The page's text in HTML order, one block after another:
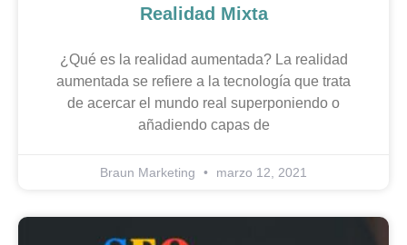
Realidad Mixta
¿Qué es la realidad aumentada? La realidad
aumentada se refiere a la tecnología que trata
de acercar el mundo real superponiendo o
añadiendo capas de
Braun Marketing marzo 12, 2021